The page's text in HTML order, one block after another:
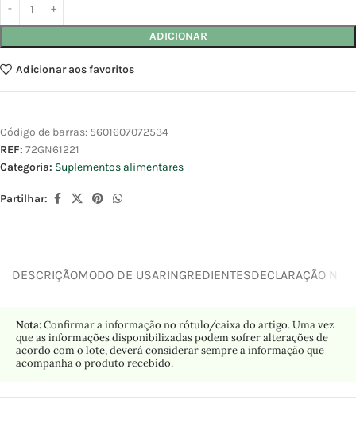
ADICIONAR
Adicionar aos favoritos
Código de barras: 5601607072534
REF: 72GN61221
Categoria: Suplementos alimentares
Partilhar:
DESCRIÇÃOMODO DE USARINGREDIENTESDECLARAÇÃO
Nota:Confirmar a informação no rótulo/caixa do artigo. Uma vez
que as informações disponibilizadas podem sofrer alterações de
acordo com o lote, deverá considerar sempre a informação que
acompanha o produto recebido.